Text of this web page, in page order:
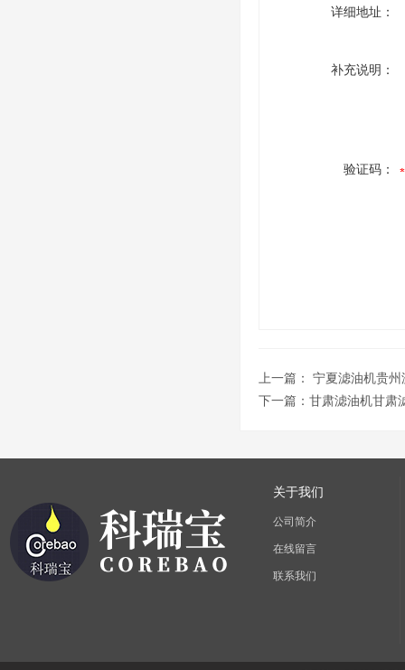
详细地址：
补充说明：
验证码：
上一篇： 宁夏滤油机贵
下一篇： 甘肃滤油机甘肃
关于我们
公司简介
在线留言
联系我们